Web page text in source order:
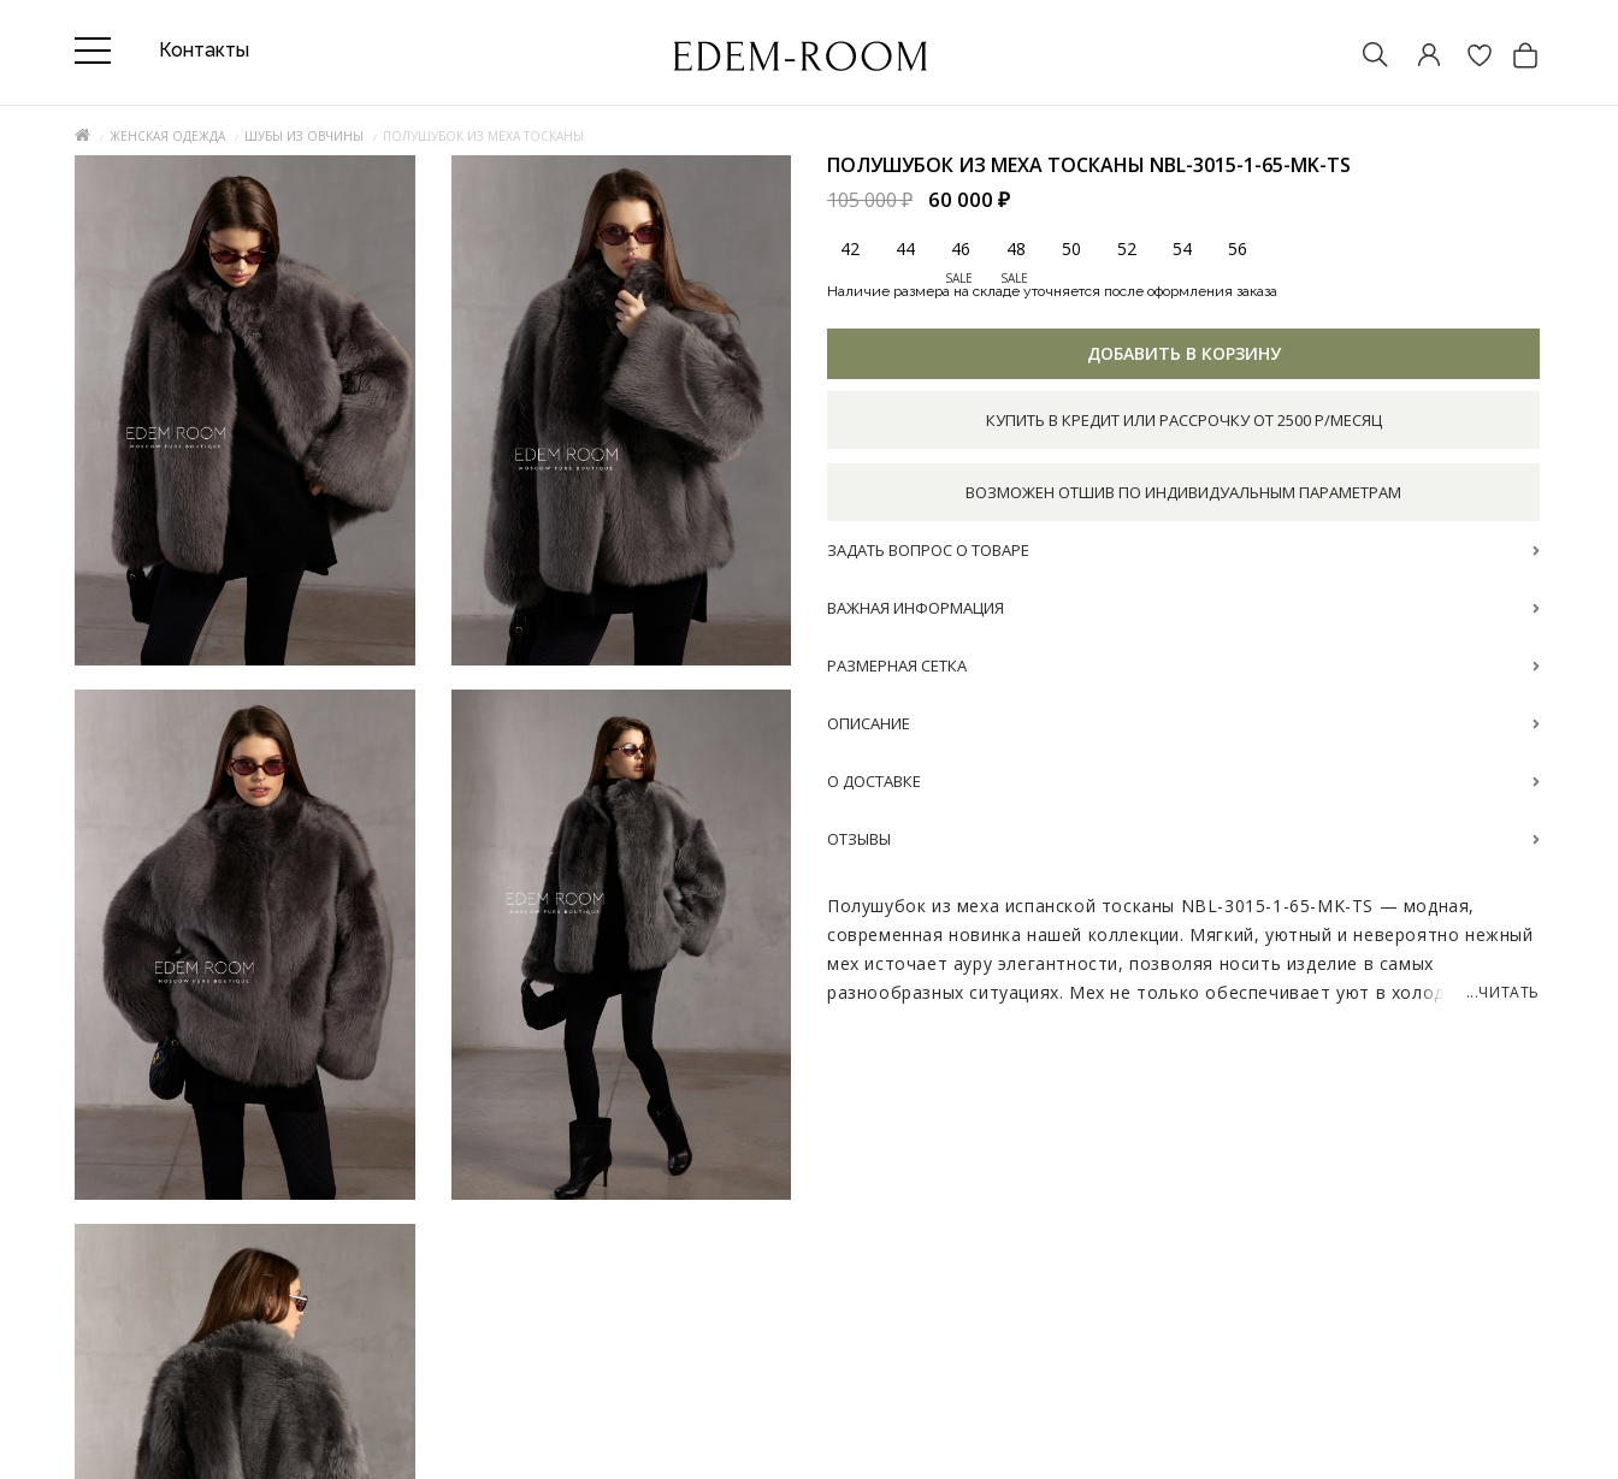
Контакты
ЖЕНСКАЯ ОДЕЖДА ШУБЫ ИЗ ОВЧИНЫ ПОЛУШУБОК ИЗ МЕХА ТОСКАНЫ
ПОЛУШУБОК ИЗ МЕХА ТОСКАНЫ NBL-3015-1-65-MK-TS
105 000 ₽
60 000 ₽
42 44 46
SALE
48
SALE
50 52 54 56
Наличие размера на складе уточняется после оформления заказа
ДОБАВИТЬ В КОРЗИНУ
КУПИТЬ В КРЕДИТ ИЛИ РАССРОЧКУ ОТ 2500 Р/МЕСЯЦ
ВОЗМОЖЕН ОТШИВ ПО ИНДИВИДУАЛЬНЫМ ПАРАМЕТРАМ
ЗАДАТЬ ВОПРОС О ТОВАРЕ
ВАЖНАЯ ИНФОРМАЦИЯ
РАЗМЕРНАЯ СЕТКА
ОПИСАНИЕ
О ДОСТАВКЕ
ОТЗЫВЫ
Полушубок из меха испанской тосканы NBL-3015-1-65-MK-TS — модная,
современная новинка нашей коллекции. Мягкий, уютный и невероятно нежный
мех источает ауру элегантности, позволяя носить изделие в самых
разнообразных ситуациях. Мех не только обеспечивает уют в холодные дни,
...ЧИТАТЬ